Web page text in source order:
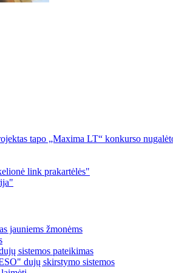
tapo „Maxima LT“ konkurso
link prakartėlės"
jauniems žmonėms
sistemos pateikimas
dujų skirstymo sistemos